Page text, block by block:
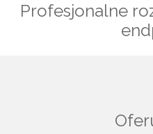
Profesjonalne